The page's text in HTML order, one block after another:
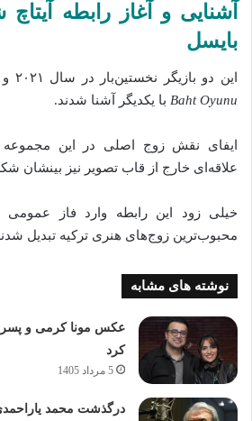
آشنایی و آغاز رابطه
بایسل
این دو بازیگر نخستین‌بار در سال ۲۰۲۱ و طی همکاری در سریال
Baht Oyunu با یکدیگر آشنا شدند.
ایفای نقش زوج اصلی در این مجموعه
علاقه‌ای خارج از قاب تصویر نیز بینشان
خیلی زود این رابطه وارد فاز
محبوب‌ترین زوج‌های هنری ترکیه تبدیل
نوشته های مشابه
عکس مونا کرمی و
کرد
5 مرداد 1405
درگذشت محمد یاراحمدی